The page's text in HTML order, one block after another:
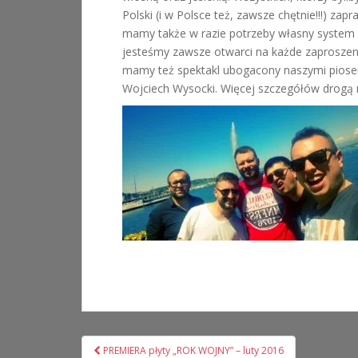
Polski (i w Polsce też, zawsze chętnie!!!)
mamy także w razie potrzeby własny
jesteśmy zawsze otwarci na każde
mamy też spektakl ubogacony naszymi
Wojciech Wysocki. Więcej szczegółów
Nawigacja
PREMIERA płyty „ROK WOJNY” – luty 2016